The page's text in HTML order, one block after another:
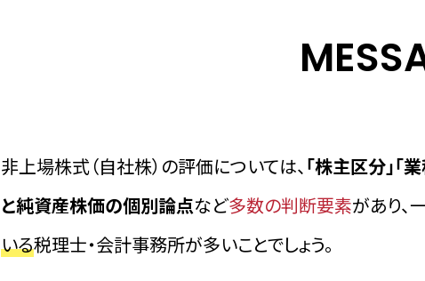
非上場株式（自社株）の評価については、「株主区分」「
と純資産株価の個別論点など多数の判断要素があり、
いる税理士・会計事務所が多いことでしょう。